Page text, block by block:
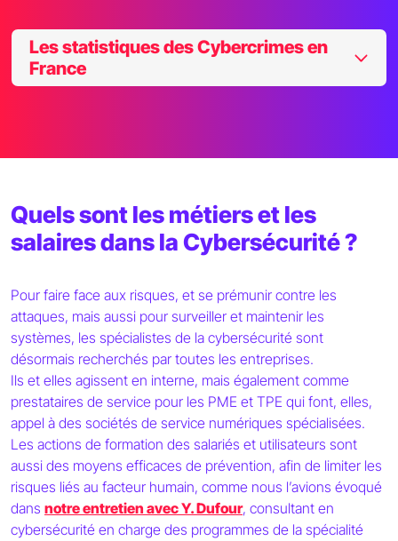
Les statistiques des Cybercrimes en
France
Quels sont les métiers et les
salaires dans la Cybersécurité ?
Pour faire face aux risques, et se prémunir contre les
attaques, mais aussi pour surveiller et maintenir les
systèmes, les spécialistes de la cybersécurité sont
désormais recherchés par toutes les entreprises.
Ils et elles agissent en interne, mais également comme
prestataires de service pour les PME et TPE qui font, elles,
appel à des sociétés de service numériques spécialisées.
Les actions de formation des salariés et utilisateurs sont
aussi des moyens efficaces de prévention, afin de limiter les
risques liés au facteur humain, comme nous l’avions évoqué
dans notre entretien avec Y. Dufour, consultant en
cybersécurité en charge des programmes de la spécialité